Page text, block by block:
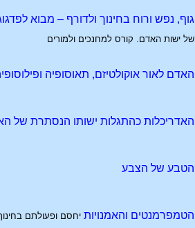
גוף, נפש ורוח בחינוך ולדורף – מבוא
של ישות האדם. קורס למחנכים ולמורים
האדם לאור אוקולטיזם, תאוסופיה
האדריכלות כהתגלות ישותו הנסתרת של
הטבע של הצבע
הטמפרמנטים והאמנויות יחסם ופעולתם